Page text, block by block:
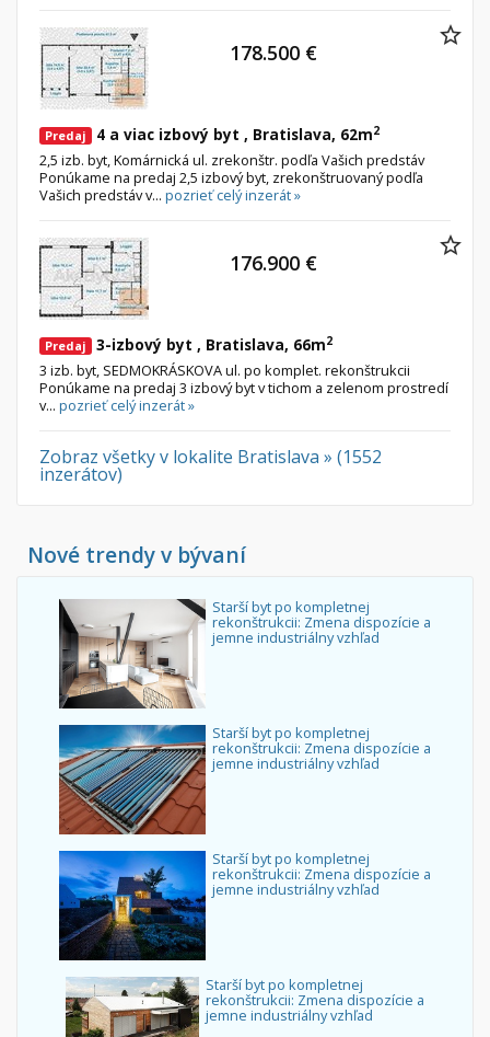
Nebytové priestory
Skladové, výrobné
Rekreačné, reštauračné
Ponuka RK
Len s fotkou
Hľadaj
Uložiť vyhľadávanie
Zatvoriť vyhľadávanie
Predaj 4 a viac izbový byt , Bratislava, 62m2
2,5 izb. byt, Komárnická ul. zrekonštr. podľa Vašich predstáv
Ponúkame na predaj 2,5 izbový byt, zrekonštruovaný podľa
Vašich predstáv v... pozrieť celý inzerát »
178.500 €
Predaj 3-izbový byt , Bratislava, 66m2
3 izb. byt, SEDMOKRÁSKOVA ul. po komplet. rekonštrukcii
Ponúkame na predaj 3 izbový byt v tichom a zelenom prostredí
v... pozrieť celý inzerát »
176.900 €
Zobraz všetky v lokalite Bratislava » (1552
inzerátov)
Nové trendy v bývaní
Starší byt po kompletnej
rekonštrukcii: Zmena dispozície a
jemne industriálny vzhľad
Starší byt po kompletnej
rekonštrukcii: Zmena dispozície a
jemne industriálny vzhľad
Starší byt po kompletnej
rekonštrukcii: Zmena dispozície a
jemne industriálny vzhľad
Starší byt po kompletnej
rekonštrukcii: Zmena dispozície a
jemne industriálny vzhľad